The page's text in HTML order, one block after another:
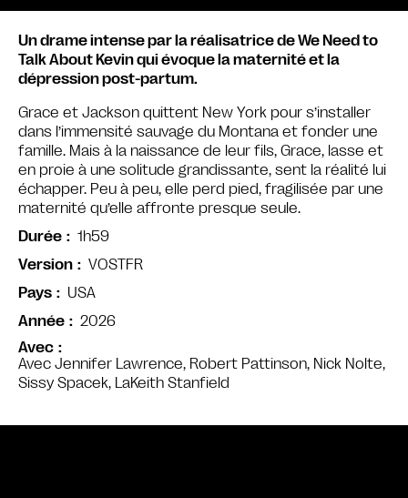
Avec
Avec Jennifer Lawrence, Robert Pattinson, Nick Nolte,
Sissy Spacek, LaKeith Stanfield
Un drame intense par la réalisatrice de We Need to
Talk About Kevin qui évoque la maternité et la
dépression post-partum.
Grace et Jackson quittent New York pour s’installer
dans l’immensité sauvage du Montana et fonder une
famille. Mais à la naissance de leur fils, Grace, lasse et
en proie à une solitude grandissante, sent la réalité lui
échapper. Peu à peu, elle perd pied, fragilisée par une
maternité qu’elle affronte presque seule.
Durée
1h59
Version
VOSTFR
Pays
USA
Année
2026